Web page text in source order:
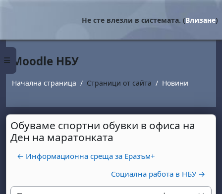
Страничен панел
Не сте влезли в системата. (Влизане)
Moodle НБУ
Начална страница Страници от сайта Новини
Обуваме спортни обувки в офиса на
Ден на маратонката
← Информационна среща за Еразъм+
Социална работа в НБУ →